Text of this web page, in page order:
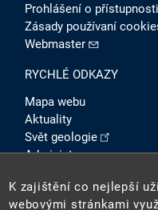
Prohlášení o přístupnosti
Zásady používaní
Webmaster
RYCHLÉ ODKAZY
Mapa webu
Aktuality
Svět geologie
Administrace
SOCIÁLNÍ SÍTĚ
K zajištění co nejlepší
webovými stránkami